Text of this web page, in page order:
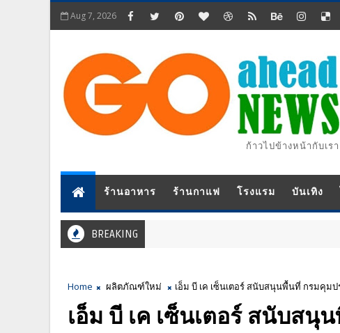
Aug 7, 2026
ก้าวไปข้างหน้ากับเรา
ร้านอาหาร ร้านกาแฟ โรงแรม บันเทิง
BREAKING
Home ผลิตภัณฑ์ใหม่ เอ็ม บี เค เซ็นเตอร์ สนับสนุนพื้นที่ กรมคุม
เอ็ม บี เค เซ็นเตอร์ สนับส